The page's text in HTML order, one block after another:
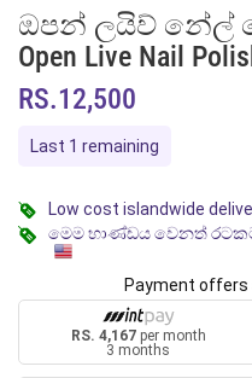
ඔපන් ලයිව් නේල්
Open Live Nail
RS.12,500
Last 1 remaining
Low cost islandwide
මෙම භාණ්ඩය වෙනත් රටකට
Payment offers
RS. 4,167per month
3 months